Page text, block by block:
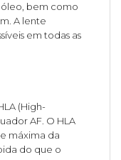
bem como
A lente
em todas as
(High-
AF. O HLA
máxima da
do que o